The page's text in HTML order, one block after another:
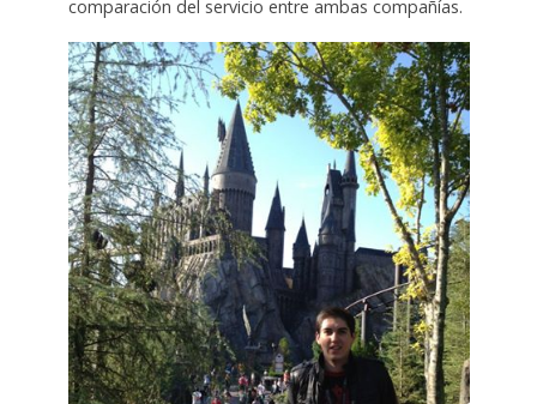
comparación del servicio entre ambas compañías.